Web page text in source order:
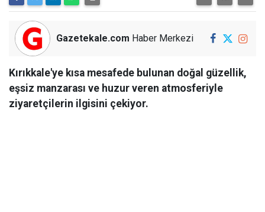
Gazetekale.com Haber Merkezi
Kırıkkale'ye kısa mesafede bulunan doğal güzellik,
eşsiz manzarası ve huzur veren atmosferiyle
ziyaretçilerin ilgisini çekiyor.